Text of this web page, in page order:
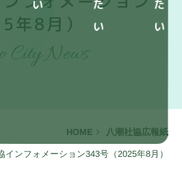
い た
い
た
い
8月）
City News
HOME 八潮社協広報紙
インフォメーション343号（2025年8月）